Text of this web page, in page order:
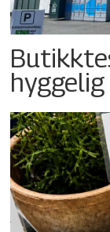
hyggelig